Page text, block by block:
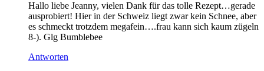
Hallo liebe Jeanny, vielen Dank für das tolle Rezept…gerade
ausprobiert! Hier in der Schweiz liegt zwar kein Schnee, aber
es schmeckt trotzdem megafein….frau kann sich kaum zügeln
8-). Glg Bumblebee
Antworten